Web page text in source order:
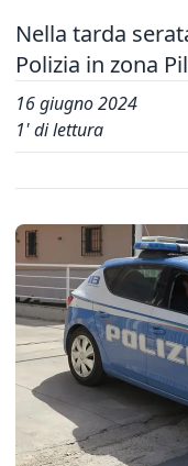
Nella tarda
Polizia in zona
16 giugno 2024
1' di lettura